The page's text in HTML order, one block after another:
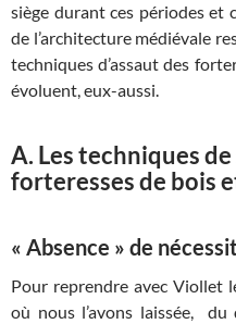
siège durant ces périodes et
de l’architecture médiévale
techniques d’assaut des
évoluent, eux-aussi.
A. Les techniques
forteresses de bois
« Absence » de
Pour reprendre avec Viollet
où nous l’avons laissée,